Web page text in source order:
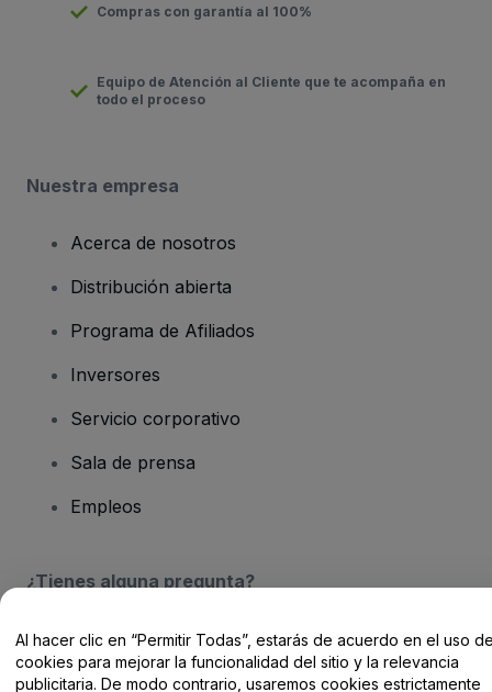
Compras con garantía al 100%
Equipo de Atención al Cliente que te acompaña en
todo el proceso
Nuestra empresa
Acerca de nosotros
Distribución abierta
Programa de Afiliados
Inversores
Servicio corporativo
Sala de prensa
Empleos
¿Tienes alguna pregunta?
Centro de Ayuda / Contacto
Al hacer clic en “Permitir Todas”, estarás de acuerdo en el uso
cookies para mejorar la funcionalidad del sitio y la relevancia
publicitaria. De modo contrario, usaremos cookies estrictamente